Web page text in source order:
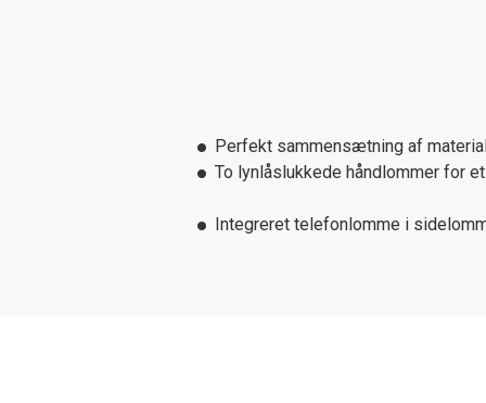
Perfekt sammensætning af
To lynlåslukkede håndlommer for
Integreret telefonlomme i